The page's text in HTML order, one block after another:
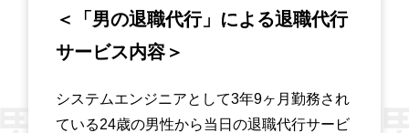
＜「男の退職代行」による退職代行
サービス内容＞
システムエンジニアとして3年9ヶ月勤務され
ている24歳の男性から当日の退職代行サービ